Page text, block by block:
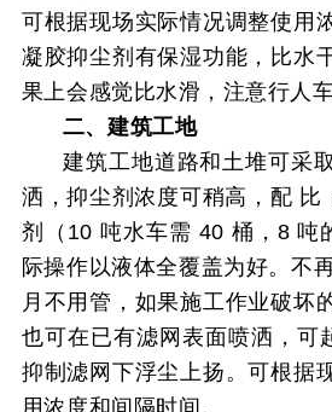
可根据现场实际情况调整使用
凝胶抑尘剂有保湿功能，比水
果上会感觉比水滑，注意行人车
二、建筑工地
建筑工地道路和土堆可采
洒，抑尘剂浓度可稍高，配 比
剂（ 10 吨水车需 40 桶， 8 吨
际操作以液体全覆盖为好。不
月不用管，如果施工作业破坏
也可在已有滤网表面喷洒，可
抑制滤网下浮尘上扬。可根据
用浓度和间隔时间。